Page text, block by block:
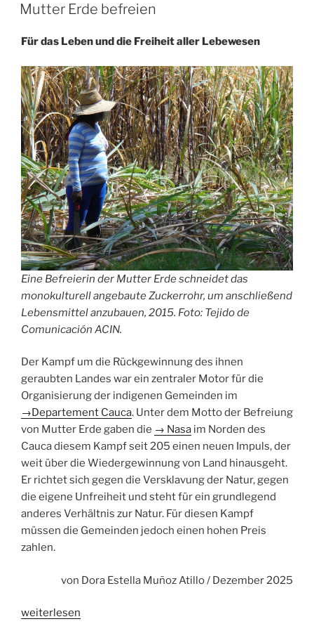
Mutter Erde befreien
Für das Leben und die Freiheit aller Lebewesen
Eine Befreierin der Mutter Erde schneidet das
monokulturell angebaute Zuckerrohr, um anschließend
Lebensmittel anzubauen, 2015. Foto: Tejido de
Comunicación ACIN.
Der Kampf um die Rückgewinnung des ihnen
geraubten Landes war ein zentraler Motor für die
Organisierung der indigenen Gemeinden im
→ Departement Cauca. Unter dem Motto der Befreiung
von Mutter Erde gaben die → Nasa im Norden des
Cauca diesem Kampf seit 205 einen neuen Impuls, der
weit über die Wiedergewinnung von Land hinausgeht.
Er richtet sich gegen die Versklavung der Natur, gegen
die eigene Unfreiheit und steht für ein grundlegend
anderes Verhältnis zur Natur. Für diesen Kampf
müssen die Gemeinden jedoch einen hohen Preis
zahlen.
von Dora Estella Muñoz Atillo / Dezember 2025
„Mutter
weiterlesen